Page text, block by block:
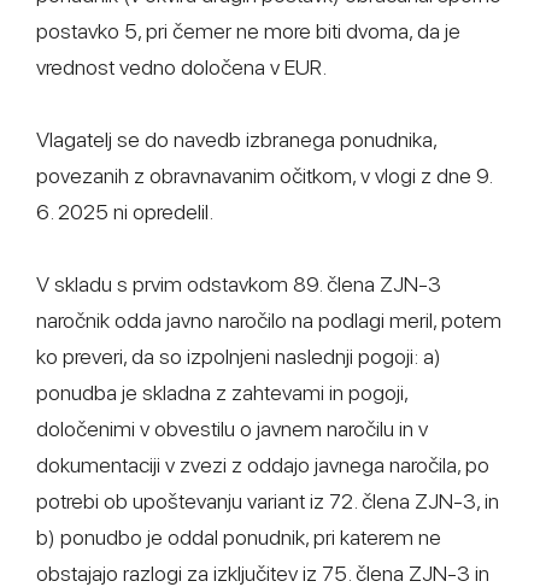
postavko 5, pri čemer ne more biti dvoma, da je
vrednost vedno določena v EUR.
Vlagatelj se do navedb izbranega ponudnika,
povezanih z obravnavanim očitkom, v vlogi z dne 9.
6. 2025 ni opredelil.
V skladu s prvim odstavkom 89. člena ZJN-3
naročnik odda javno naročilo na podlagi meril, potem
ko preveri, da so izpolnjeni naslednji pogoji: a)
ponudba je skladna z zahtevami in pogoji,
določenimi v obvestilu o javnem naročilu in v
dokumentaciji v zvezi z oddajo javnega naročila, po
potrebi ob upoštevanju variant iz 72. člena ZJN-3, in
b) ponudbo je oddal ponudnik, pri katerem ne
obstajajo razlogi za izključitev iz 75. člena ZJN-3 in